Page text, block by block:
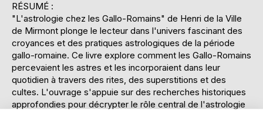
RÉSUMÉ :
"L'astrologie chez les Gallo-Romains" de Henri de la Ville
de Mirmont plonge le lecteur dans l'univers fascinant des
croyances et des pratiques astrologiques de la période
gallo-romaine. Ce livre explore comment les Gallo-Romains
percevaient les astres et les incorporaient dans leur
quotidien à travers des rites, des superstitions et des
cultes. L'ouvrage s'appuie sur des recherches historiques
approfondies pour décrypter le rôle central de l'astrologie